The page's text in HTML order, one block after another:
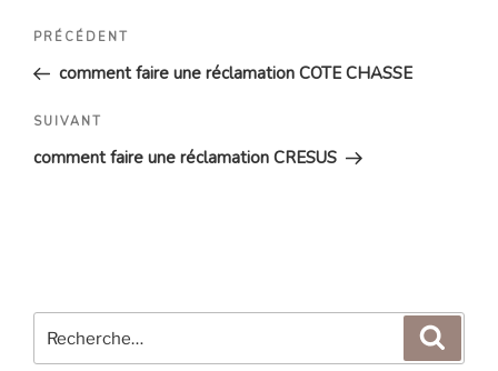
Navigation
l’article
Article
précédent
PRÉCÉDENT
comment faire une réclamation COTE CHASSE
Article
suivant
SUIVANT
comment faire une réclamation CRESUS
pour